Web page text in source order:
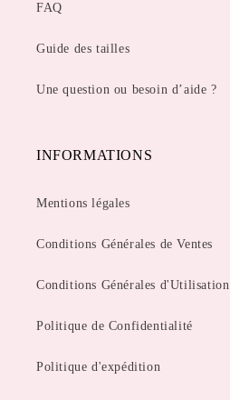
FAQ
Guide des tailles
Une question ou besoin d’aide ?
INFORMATIONS
Mentions légales
Conditions Générales de Ventes
Conditions Générales d'Utilisation
Politique de Confidentialité
Politique d'expédition